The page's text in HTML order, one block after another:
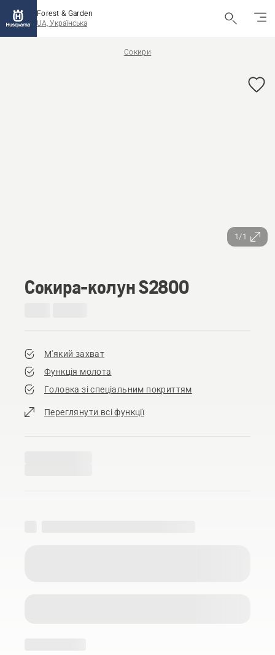
Forest & Garden
UA, Українська
Сокири
1/1
Сокира-колун S2800
М'який захват
Функція молота
Головка зі спеціальним покриттям
Переглянути всі функції